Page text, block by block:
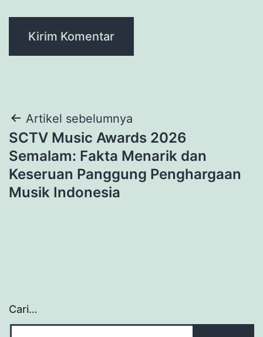
Navigasi
pos
Artikel sebelumnya
SCTV Music Awards 2026
Semalam: Fakta Menarik dan
Keseruan Panggung Penghargaan
Musik Indonesia
Cari…